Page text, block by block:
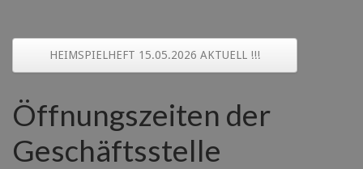
HEIMSPIELHEFT 15.05.2026 AKTUELL !!!
Öffnungszeiten der
Geschäftsstelle